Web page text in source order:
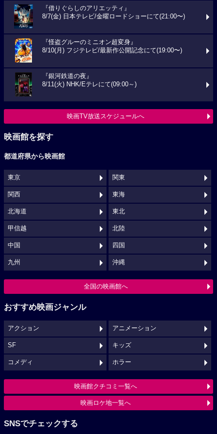
『借りぐらしのアリエッティ』
8/7(金) 日本テレビ/金曜ロードショーにて(21:00〜)
『怪盗グルーのミニオン超変身』
8/10(月) フジテレビ/最新作公開記念にて(19:00〜)
『銀河鉄道の夜』
8/11(火) NHK/Eテレにて(09:00～)
映画TV放送スケジュールへ
映画館を探す
都道府県から映画館
東京 関東
関西 東海
北海道 東北
甲信越 北陸
中国 四国
九州 沖縄
全国の映画館へ
おすすめ映画ジャンル
アクション アニメーション
SF キッズ
コメディ ホラー
映画館クチコミ一覧へ
映画ロケ地一覧へ
SNSでチェックする